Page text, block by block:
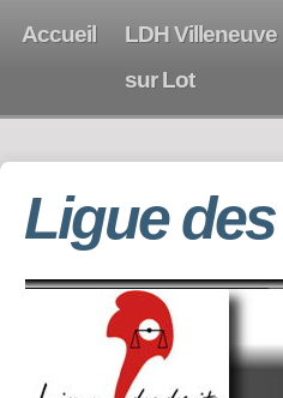
Accueil
LDH Villeneuve
sur Lot
Ligue